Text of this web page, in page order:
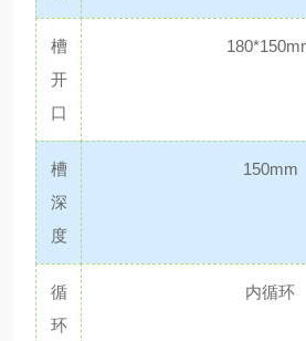
槽
开
口
槽
深
度
150mm
循
环
内循环